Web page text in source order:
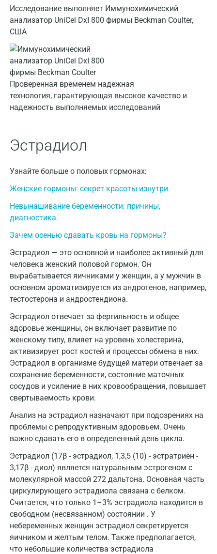
Исследование выполняет Иммунохимический
анализатор UniCel DxI 800 фирмы Beckman Coulter,
США
Проверенная временем надежная
технология, гарантирующая высокое качество и
надежность выполняемых исследований
Эстрадиол
Узнайте больше о половых гормонах:
Женские гормоны: секрет красоты изнутри.
Невынашивание беременности: причины,
диагностика.
Зачем осенью сдавать кровь на гормоны?
Эстрадиол — это основной и наиболее активный для
человека женский половой гормон. Он
вырабатывается яичниками у женщин, а у мужчин в
основном ароматизируется из андрогенов, например,
тестостерона и андростендиона.
Эстрадиол отвечает за фертильность и общее
здоровье женщины, он включает развитие по
женскому типу, влияет на уровень холестерина,
активизирует рост костей и процессы обмена в них.
Эстрадиол в организме будущей матери отвечает за
сохранение беременности, состояние маточных
сосудов и усиление в них кровообращения, повышает
свертываемость крови.
Анализ на эстрадиол назначают при подозрениях на
проблемы с репродуктивным здоровьем. Очень
важно сдавать его в определенный день цикла.
Эстрадиол (17β - эстрадиол, 1,3,5 (10) - эстратриен -
3,17β - диол) является натуральным эстрогеном с
молекулярной массой 272 дальтона. Основная часть
циркулирующего эстрадиола связана с белком.
Считается, что только 1–3% эстрадиола находится в
свободном (несвязанном) состоянии . У
небеременных женщин эстрадиол секретируется
яичником и желтым телом. Также предполагается,
что небольшие количества эстрадиола
Волжский
Воронеж
Всеволожск
Гатчина
Геленджик
Дзержинск
Дзержинский
Дмитров
Долгопрудный
Жуковский
Звенигород
Зеленоград
Иваново
Ивантеевка
Ижевск
Истра
Йошкар-Ола
Калининград
Калуга
Кемерово
Ковров
Коломна
Королев
Кострома
Котельники